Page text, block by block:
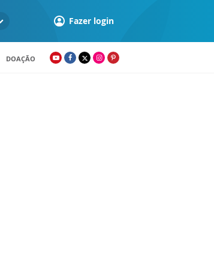
Fazer login
DOAÇÃO